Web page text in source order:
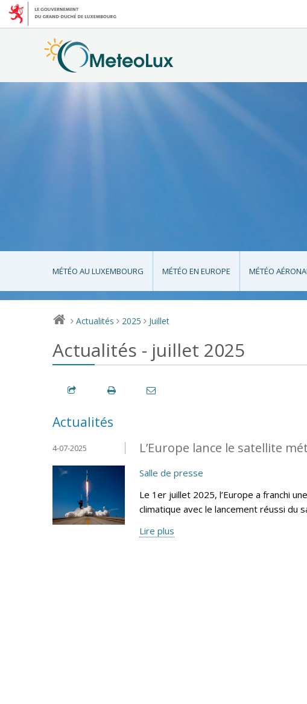
MÉTÉO AU LUXEMBOURG MÉTÉO EN EUROPE MÉTÉO
> Actualités > 2025 > Juillet
Actualités - juillet 2025
Actualités
L’Europe lance le satellite
4-07-2025
Salle de presse
Le 1er juillet 2025, l’Europe a franchi
climatique avec le lancement réussi du
Lire plus